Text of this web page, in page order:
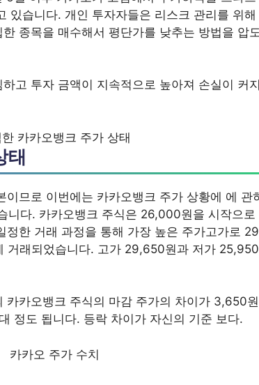
있습니다. 개인 투자자들은 리스크 관리를 위해
종목을 매수해서 평단가를 낮추는 방법을 압
고 투자 금액이 지속적으로 높아져 손실이 커
카카오뱅크 주가 상태
태
므로 이번에는 카카오뱅크 주가 상황에 에 관
니다. 카카오뱅크 주식은 26,000원을 시작으로
정한 거래 과정을 통해 가장 높은 주가고가로
거래되었습니다. 고가 29,650원과 저가
카카오뱅크 주식의 마감 주가의 차이가 3,650
정도 됩니다. 등락 차이가 자신의 기준 보다.
카카오 주가 수치